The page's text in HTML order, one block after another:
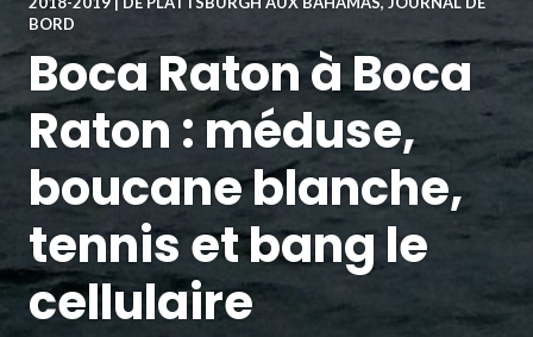
BORD
Boca Raton à Boca
Raton : méduse,
boucane blanche,
tennis et bang le
cellulaire